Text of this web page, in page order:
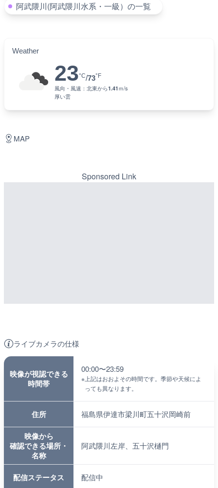
阿武隈川(阿武隈川水系・一級）の一覧
Weather
23°C/73°F
風向・風速： 北東から1.41ｍ/s
厚い雲
ライブカメラの仕様
映像が視認できる
時間帯
00:00〜23:59
※ 上記はおおよその時間です。季節や天候によ
っても異なります。
住所 福島県伊達市梁川町五十沢岡崎前
映像から
確認できる場所・
名称
阿武隈川左岸、五十沢樋門
配信ステータス 配信中
MAP
Sponsored Link